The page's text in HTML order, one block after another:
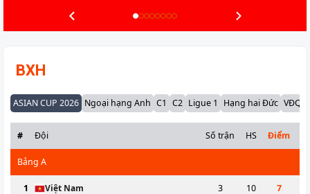
BXH
ASIAN CUP 2026 Ngoại hạng Anh C1 C2 Ligue 1 Hạng hai Đức
# Đội Số trận HS Điểm
Bảng A
1 Việt Nam 3 10 7